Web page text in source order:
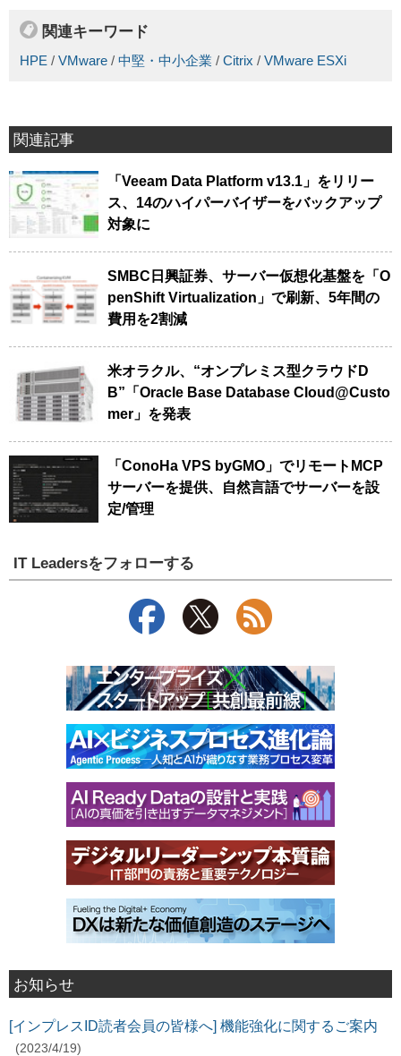
関連キーワード
HPE / VMware / 中堅・中小企業 / Citrix / VMware ESXi
関連記事
「Veeam Data Platform v13.1」をリリー
ス、14のハイパーバイザーをバックアップ
対象に
SMBC日興証券、サーバー仮想化基盤を「O
penShift Virtualization」で刷新、5年間の
費用を2割減
米オラクル、“オンプレミス型クラウドD
B”「Oracle Base Database Cloud@Custo
mer」を発表
「ConoHa VPS byGMO」でリモートMCP
サーバーを提供、自然言語でサーバーを設
定/管理
IT Leadersをフォローする
お知らせ
[インプレスID読者会員の皆様へ] 機能強化に関するご案内
(2023/4/19)